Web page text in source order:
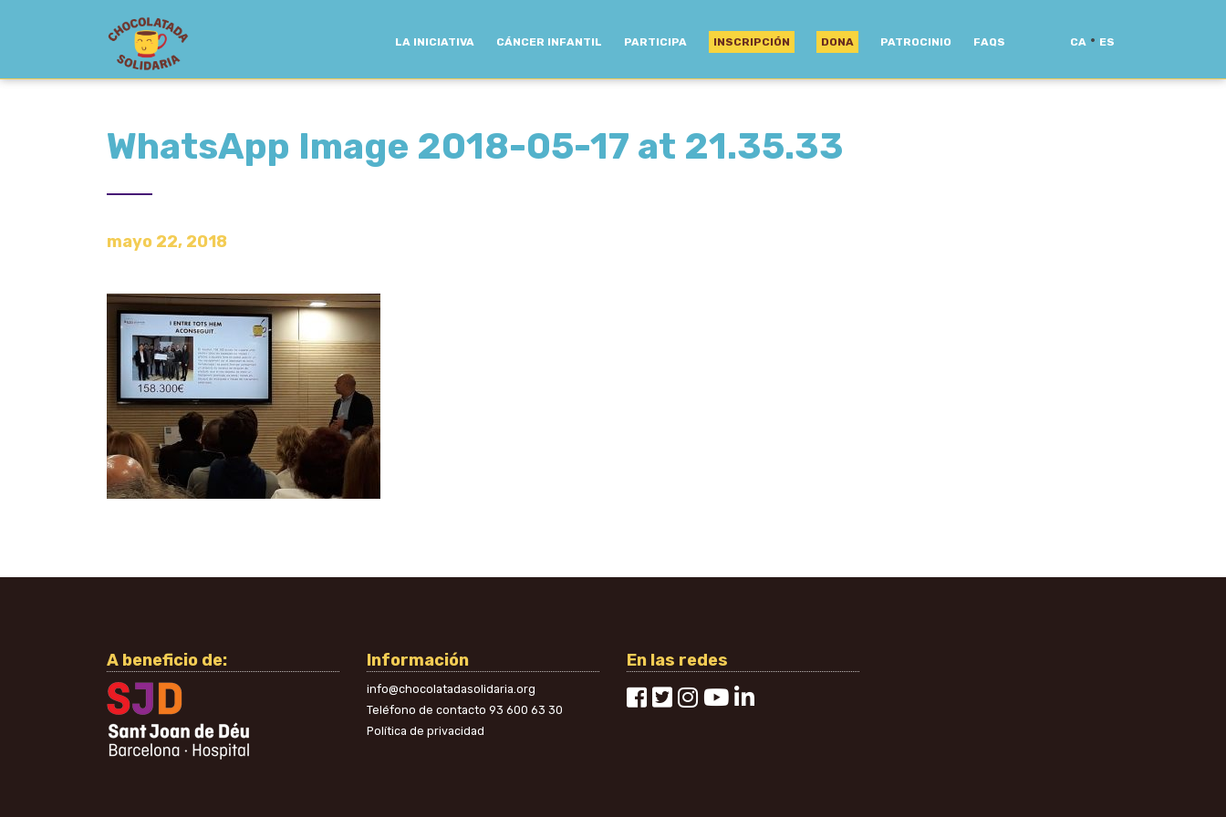
LA INICIATIVA CÁNCER INFANTIL PARTICIPA INSCRIPCIÓN DONA PATROCINIO FAQS CA · ES
WhatsApp Image 2018-05-17 at 21.35.33
mayo 22, 2018
A beneficio de: Información
info@chocolatadasolidaria.org
Teléfono de contacto 93 600 63 30
Política de privacidad
En las redes